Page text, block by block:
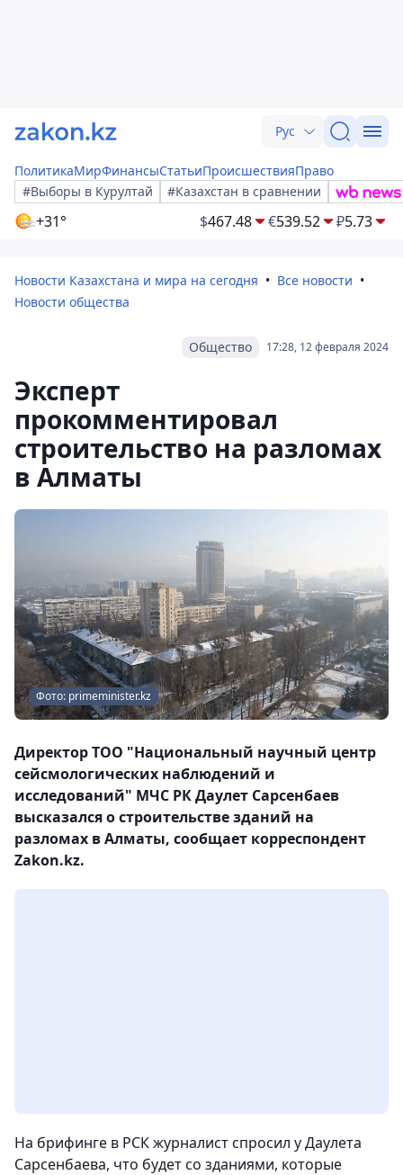
Рус
ПолитикаМирФинансыСтатьиПроисшествияПраво
#Выборы в Курултай
#Казахстан в сравнении
+31° $467.48 €539.52 ₽5.73
Новости Казахстана и мира на сегодня
Все новости
Новости общества
17:28, 12 февраля 2024
Общество
Эксперт
прокомментировал
строительство на разломах
в Алматы
Фото: primeminister.kz
Директор ТОО "Национальный научный центр
сейсмологических наблюдений и
исследований" МЧС РК Даулет Сарсенбаев
высказался о строительстве зданий на
разломах в Алматы, сообщает корреспондент
Zakon.kz.
На брифинге в РСК журналист спросил у Даулета
Сарсенбаева, что будет со зданиями, которые